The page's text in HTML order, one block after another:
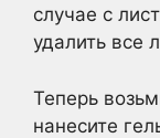
случае с
удалить все
Теперь
нанесите